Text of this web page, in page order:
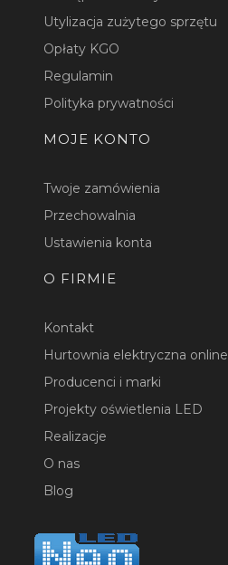
Utylizacja zużytego sprzętu
Opłaty KGO
Regulamin
Polityka prywatności
MOJE KONTO
Twoje zamówienia
Przechowalnia
Ustawienia konta
O FIRMIE
Kontakt
Hurtownia elektryczna online
Producenci i marki
Projekty oświetlenia LED
Realizacje
O nas
Blog